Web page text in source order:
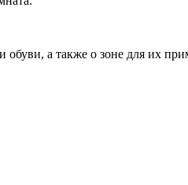
а также о зоне для их